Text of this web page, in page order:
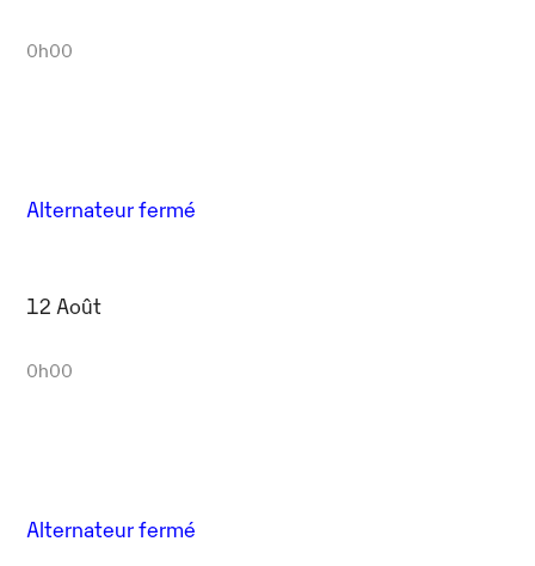
0h00
Alternateur fermé
12 Août
0h00
Alternateur fermé